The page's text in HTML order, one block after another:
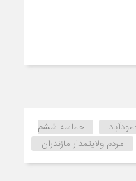
حماسه ششم
مردم ولایتمدار مازندران